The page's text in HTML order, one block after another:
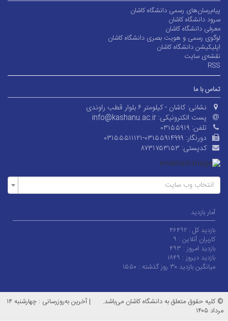
پیام‌رسان‌های رسمی دانشگاه کاشان
سرود دانشگاه کاشان
معرفی دانشگاه کاشان
لوگوی رسمی و هویت بصری دانشگاه کاشان
اپلیکیشن دانشگاه کاشان
نقشه‌ی سایت
RSS
تماس با ما
نشانی: کاشان - کیلومتر ۶ بلوار قطب راوندی
پست الکترونیکی: info@kashanu.ac.ir
تلفن: ۰۳۱۵۵۹۱۹
دورنگار: ۰۳۱۵۵۵۱۱۱۲۱-۰۳۱۵۵۹۱۴۹۹۹
کدپستی: ۸۷۳۱۷۵۳۱۵۳
انتخاب وب سایت
آمار بازدید
بازدید کل : ۴۶۴۹۲
کاربران آنلاین : ۹
بازدید امروز : ۴۹۳
بازدید دیروز : ۱۸۴۹
میانگین بازدید ۳۰ روز گذشته :
۱۵۵۰
© کلیه حقوق متعلق به دانشگاه کاشان می‌باشد. |
آخرین به‌روزرسانی : چهارشنبه ۱۴
مرداد ۱۴۰۵